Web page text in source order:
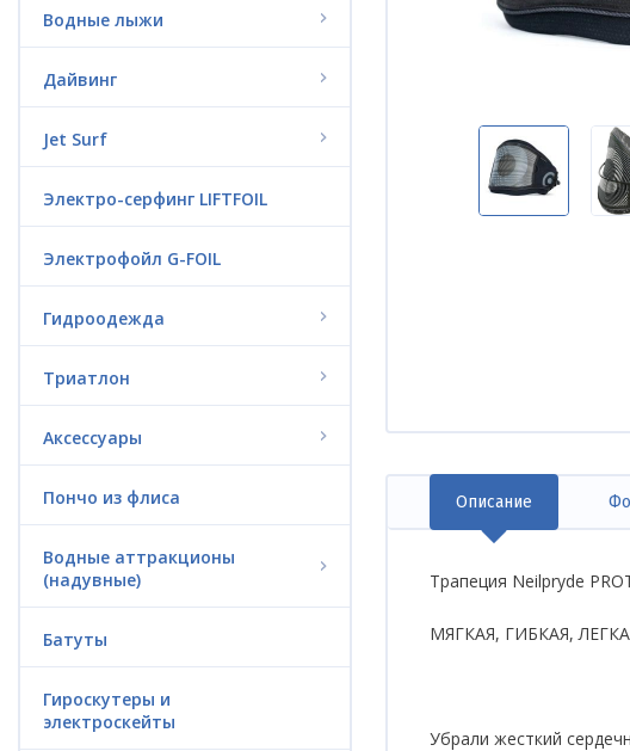
Водные лыжи
Дайвинг
Jet Surf
Электро-серфинг LIFTFOIL
Электрофойл G-FOIL
Гидроодежда
Триатлон
Аксессуары
Пончо из флиса
Водные аттракционы
(надувные)
Батуты
Гироскутеры и
электроскейты
Описание
(активная
вкладка)
Трапеция Neilpryde
МЯГКАЯ, ГИБКАЯ,
Убрали жесткий